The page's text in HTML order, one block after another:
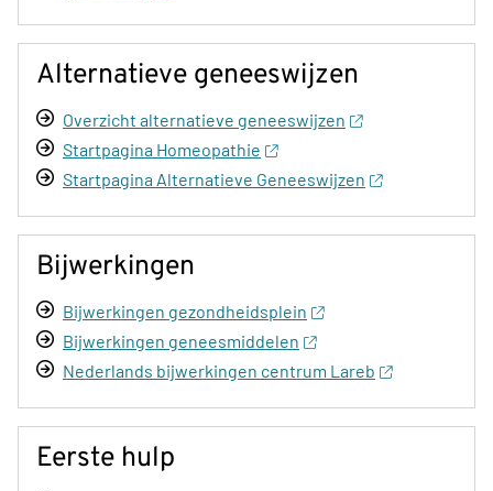
Alternatieve geneeswijzen
Overzicht alternatieve geneeswijzen
Startpagina Homeopathie
Startpagina Alternatieve Geneeswijzen
Bijwerkingen
Bijwerkingen gezondheidsplein
Bijwerkingen geneesmiddelen
Nederlands bijwerkingen centrum Lareb
Eerste hulp